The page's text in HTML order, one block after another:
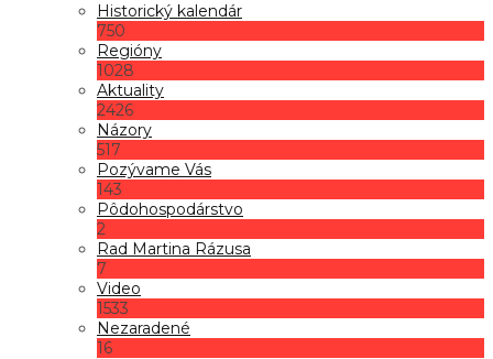
Historický kalendár
750
Regióny
1028
Aktuality
2426
Názory
517
Pozývame Vás
143
Pôdohospodárstvo
2
Rad Martina Rázusa
7
Video
1533
Nezaradené
16